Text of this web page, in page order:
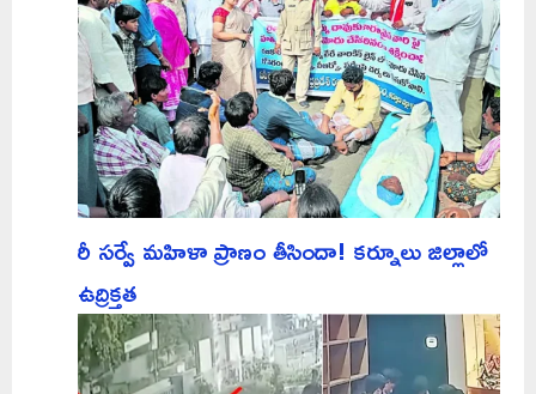
రీ సర్వే మహిళా ప్రాణం తీసిందా! కర్నూలు జిల్లాలో
ఉద్రిక్తత